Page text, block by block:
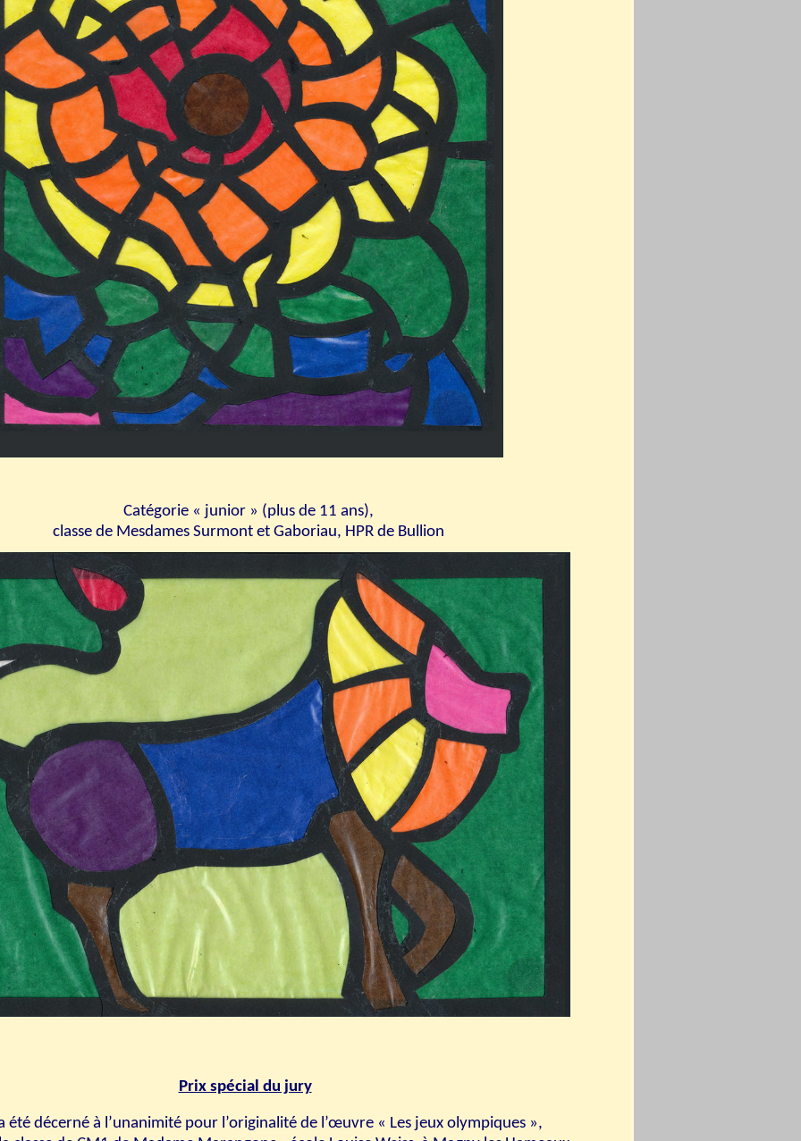
Prix spécial du jury
été décerné à l’unanimité pour l’originalité de l’œuvre « Les jeux olympiques »,
Catégorie « junior » (plus de 11 ans),
classe de Mesdames Surmont et Gaboriau, HPR de Bullion